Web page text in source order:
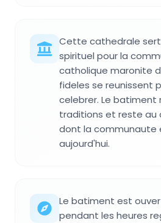
Cette cathedrale
spirituel pour la
catholique maronite
fideles se reunissent
celebrer. Le batiment
traditions et reste au
dont la communaute
aujourd'hui.
Le batiment est
pendant les heures